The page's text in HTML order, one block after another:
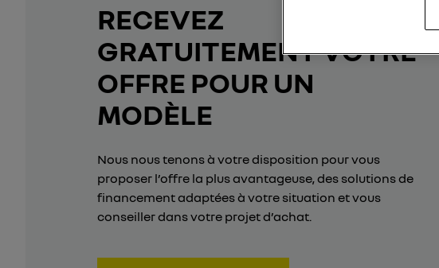
RECEVEZ
GRATUITEMENT VOTRE
OFFRE POUR UN
MODÈLE
Nous nous tenons à votre disposition pour vous
proposer l’offre la plus avantageuse, des solutions de
financement adaptées à votre situation et vous
conseiller dans votre projet d’achat.